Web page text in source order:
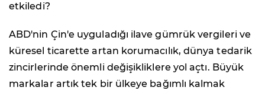
etkiledi?
ABD'nin Çin'e uyguladığı ilave gümrük vergileri ve
küresel ticarette artan korumacılık, dünya tedarik
zincirlerinde önemli değişikliklere yol açtı. Büyük
markalar artık tek bir ülkeye bağımlı kalmak